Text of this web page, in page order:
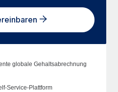
globale Gehaltsabrechnung
Service-Plattform